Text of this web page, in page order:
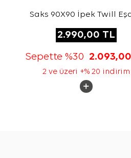
Saks 90X90 İpek Twill
2.990,00 TL
Sepette %30 2.093,00
2 ve üzeri +% 20 indirim